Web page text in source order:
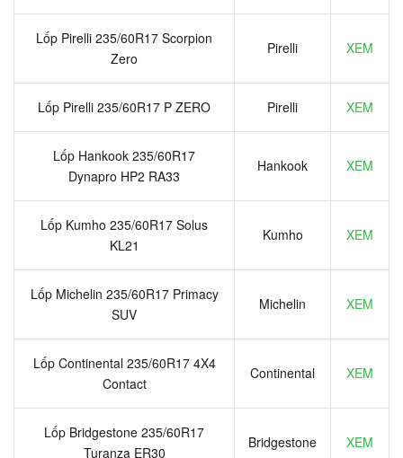
Lốp Pirelli 235/60R17 Scorpion
Zero
Pirelli XEM
Lốp Pirelli 235/60R17 P ZERO Pirelli XEM
Lốp Hankook 235/60R17
Dynapro HP2 RA33
Hankook XEM
Lốp Kumho 235/60R17 Solus
KL21
Kumho XEM
Lốp Michelin 235/60R17 Primacy
SUV
Michelin XEM
Lốp Continental 235/60R17 4X4
Contact
Continental XEM
Lốp Bridgestone 235/60R17
Turanza ER30
Bridgestone XEM